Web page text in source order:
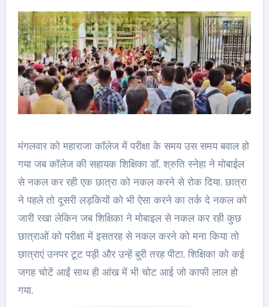
मंगलवार को महाराजा कॉलेज में परीक्षा के समय उस समय बवाल हो
गया जब कॉलेज की सहायक शिक्षिका डॉ. श्रुति स्नेहा ने मोबाईल
से नकल कर रही एक छात्रा को नकल करने से रोक दिया. छात्रा
ने पहले तो दूसरी लड़कियों को भी ऐसा करने का तर्क दे नकल को
जारी रखा लेकिन जब शिक्षिका ने मोबाइल से नकल कर रही कुछ
छात्राओं को परीक्षा में इसतरह से नकल करने को मना किया तो
छात्राएं उनपर टूट पड़ी और उन्हें बुरी तरह पीटा. शिक्षिका को कई
जगह चोटें आईं साथ ही आंख में भी चोट आई जो काफी लाल हो
गया.